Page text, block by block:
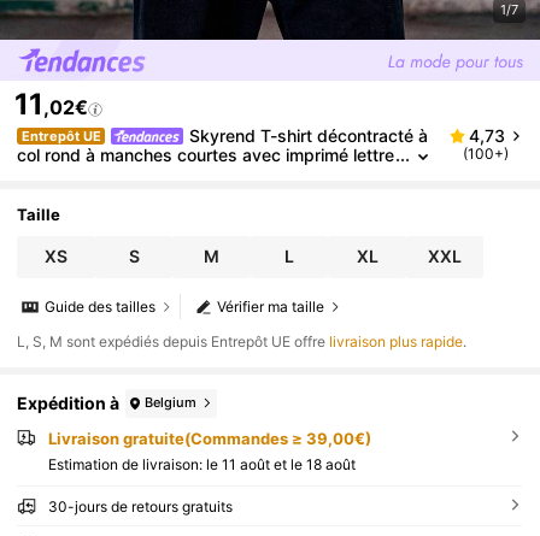
1/7
11 ,02€
Entrepôt UE
Skyrend T-shirt décontracté à
col rond à manches courtes avec imprimé lettre
4,73
(100+)
Taille
XS S M L XL XXL
Vérifier ma taille
Guide des tailles
​L, S, M sont expédiés depuis Entrepôt UE offre livraison plus rapide.
Expédition à Belgium
Livraison gratuite(Commandes ≥ 39,00€)
Estimation de livraison: le 11 août et le 18 août
30-jours de retours gratuits